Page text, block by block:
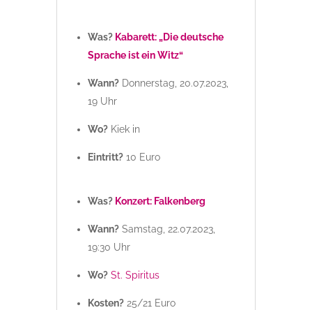
Was? Kabarett: „Die deutsche
Sprache ist ein Witz“
Wann?Donnerstag, 20.07.2023,
19 Uhr
Wo?Kiek in
Eintritt?10 Euro
Was? Konzert: Falkenberg
Wann?Samstag, 22.07.2023,
19:30 Uhr
Wo? St. Spiritus
Kosten?25/21 Euro